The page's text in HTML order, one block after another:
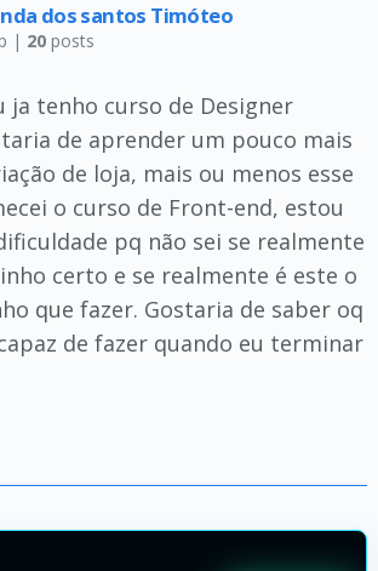
dos santos Timóteo
| 20posts
ja tenho curso de Designer
de aprender um pouco mais
de loja, mais ou menos esse
o curso de Front-end, estou
pq não sei se realmente
certo e se realmente é este o
que fazer. Gostaria de saber oq
de fazer quando eu terminar